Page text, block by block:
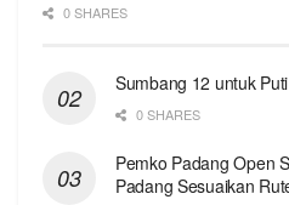
0 SHARES
Sumbang 12 untuk
0 SHARES
Pemko Padang Open
Padang Sesuaikan